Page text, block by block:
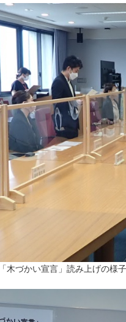
「木づかい宣言」読み上げの様子